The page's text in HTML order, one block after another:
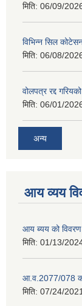
मिति: 06/09/
विभिन्न सिल
मिति: 06/08/
वोलपत्र रद्द
मिति: 06/01/
अन्य
आय व्यय
आय ब्यय को विवरण
मिति: 01/13/
आ.व.2077/078
मिति: 07/24/